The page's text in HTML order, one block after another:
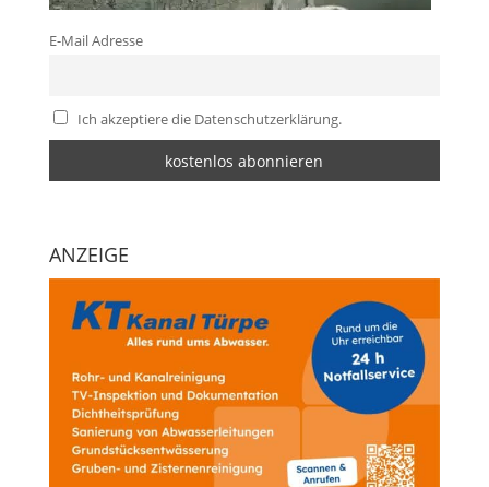
E-Mail Adresse
Ich akzeptiere die Datenschutzerklärung.
ANZEIGE